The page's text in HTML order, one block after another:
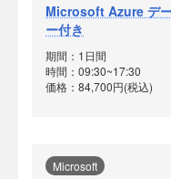
Microsoft Azure デ
ー付き
期間：1日間
時間：09:30~17:30
価格：84,700円(税込)
Microsoft